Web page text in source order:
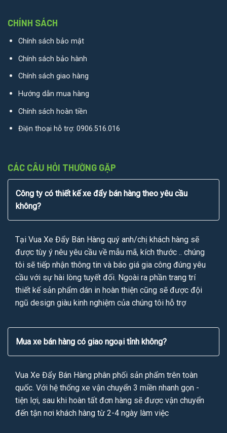
CHÍNH SÁCH
Chính sách bảo mật
Chính sách bảo hành
Chính sách giao hàng
Hướng dẫn mua hàng
Chính sách hoàn tiền
Điện thoại hỗ trợ: 0906.516.016
CÁC CÂU HỎI THƯỜNG GẶP
Công ty có thiết kế xe đẩy bán hàng theo yêu cầu
không?
Tại Vua Xe Đẩy Bán Hàng quý anh/chị khách hàng sẽ
được tùy ý nêu yêu cầu về mẫu mã, kích thước .. chúng
tôi sẽ tiếp nhận thông tin và báo giá gia công đúng yêu
cầu với sự hài lòng tuyết đối. Ngoài ra phần trang trí
thiết kế sản phẩm dán in hoàn thiện cũng sẽ được đội
ngũ design giàu kinh nghiệm của chúng tôi hỗ trợ
Mua xe bán hàng có giao ngoại tỉnh không?
Vua Xe Đẩy Bán Hàng phân phối sản phẩm trên toàn
quốc. Với hệ thống xe vận chuyển 3 miền nhanh gọn -
tiện lợi, sau khi hoàn tất đơn hàng sẽ được vận chuyển
đến tận nơi khách hàng từ 2-4 ngày làm việc